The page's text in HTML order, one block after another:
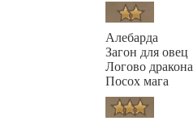
Алебарда
Загон для овец
Логово дракона
Посох мага